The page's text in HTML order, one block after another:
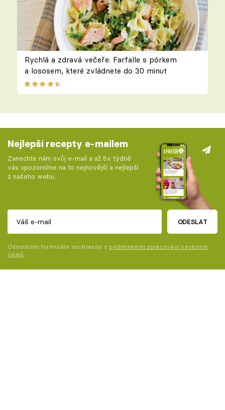
Rychlá a zdravá večeře: Farfalle s pórkem
a lososem, které zvládnete do 30 minut
Nejlepší recepty e-mailem
Zanechte nám svůj e-mail a až 5x týdně
vás upozorníme na to nejnovější a nejlepší
z našeho webu.
ODESLAT
Odesláním formuláře souhlasíte s podmínkami zpracování osobních
údajů